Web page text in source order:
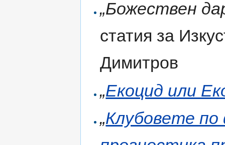
„Божествен
статия за
Димитров
„Екоцид или
„Клубовете